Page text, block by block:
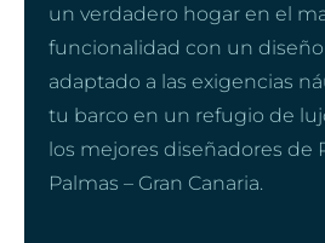
un verdadero hogar en el
funcionalidad con un
adaptado a las exigencias
tu barco en un refugio de
los mejores diseñadores de
Palmas – Gran Canaria.